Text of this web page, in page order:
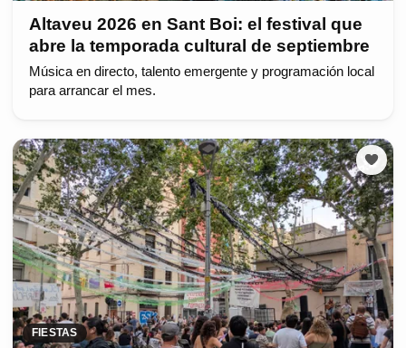
Altaveu 2026 en Sant Boi: el festival que
abre la temporada cultural de septiembre
Música en directo, talento emergente y programación local
para arrancar el mes.
FIESTAS